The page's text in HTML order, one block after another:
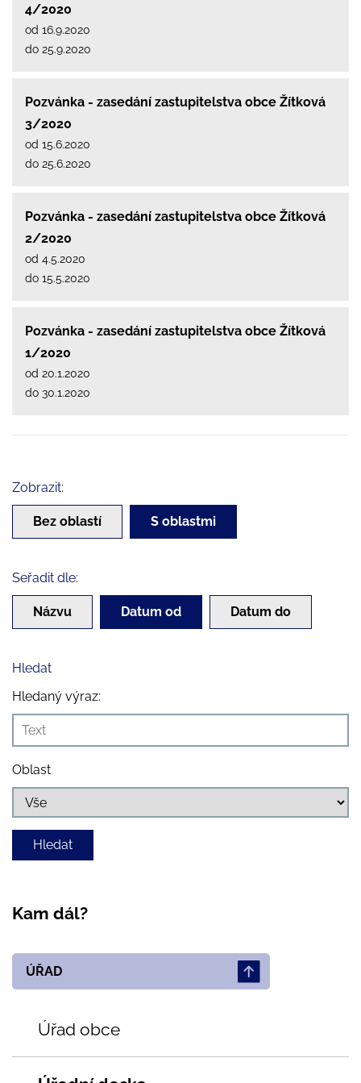
4/2020
od 16.9.2020
do 25.9.2020
Pozvánka - zasedání zastupitelstva obce Žítková
3/2020
od 15.6.2020
do 25.6.2020
Pozvánka - zasedání zastupitelstva obce Žítková
2/2020
od 4.5.2020
do 15.5.2020
Pozvánka - zasedání zastupitelstva obce Žítková
1/2020
od 20.1.2020
do 30.1.2020
Zobrazit:
Bez oblastí S oblastmi
Seřadit dle:
Názvu Datum od Datum do
Hledat
Hledaný výraz:
Oblast
Kam dál?
ÚŘAD
Úřad obce